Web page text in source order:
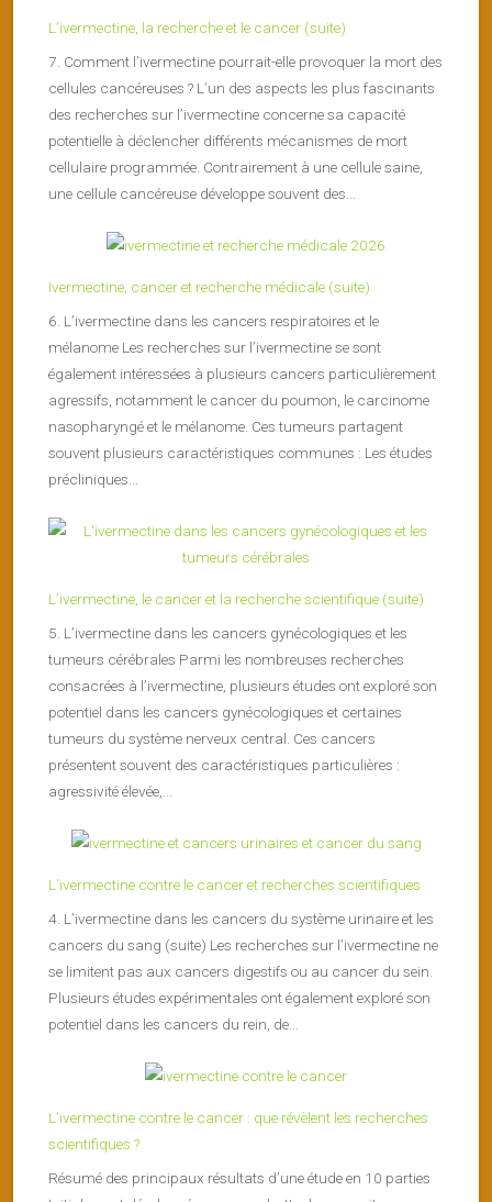
L’ivermectine, la recherche et le cancer (suite)
7. Comment l’ivermectine pourrait-elle provoquer la mort des
cellules cancéreuses ? L’un des aspects les plus fascinants
des recherches sur l’ivermectine concerne sa capacité
potentielle à déclencher différents mécanismes de mort
cellulaire programmée. Contrairement à une cellule saine,
une cellule cancéreuse développe souvent des...
Ivermectine, cancer et recherche médicale (suite)
6. L’ivermectine dans les cancers respiratoires et le
mélanome Les recherches sur l’ivermectine se sont
également intéressées à plusieurs cancers particulièrement
agressifs, notamment le cancer du poumon, le carcinome
nasopharyngé et le mélanome. Ces tumeurs partagent
souvent plusieurs caractéristiques communes : Les études
précliniques...
L’ivermectine, le cancer et la recherche scientifique (suite)
5. L’ivermectine dans les cancers gynécologiques et les
tumeurs cérébrales Parmi les nombreuses recherches
consacrées à l’ivermectine, plusieurs études ont exploré son
potentiel dans les cancers gynécologiques et certaines
tumeurs du système nerveux central. Ces cancers
présentent souvent des caractéristiques particulières :
agressivité élevée,...
L’ivermectine contre le cancer et recherches scientifiques
4. L’ivermectine dans les cancers du système urinaire et les
cancers du sang (suite) Les recherches sur l’ivermectine ne
se limitent pas aux cancers digestifs ou au cancer du sein.
Plusieurs études expérimentales ont également exploré son
potentiel dans les cancers du rein, de...
L’ivermectine contre le cancer : que révèlent les recherches
scientifiques ?
Résumé des principaux résultats d’une étude en 10 parties